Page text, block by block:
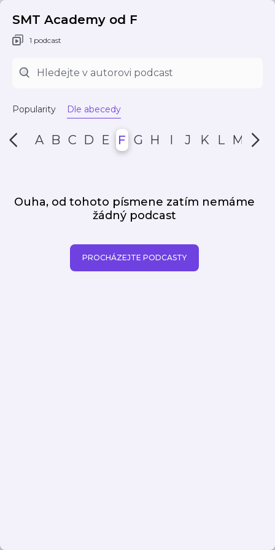
SMT Academy od F
1 podcast
Popularity Dle abecedy
A B C D E F G H I J K L M N
Ouha, od tohoto písmene zatím nemáme
žádný podcast
PROCHÁZEJTE PODCASTY